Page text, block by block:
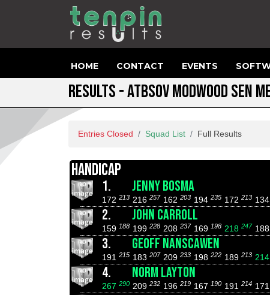
HOME CONTACT EVENTS
RESULTS - ATBSOV MODWOOD SEN
Entries Closed Squad List Full Results
HANDICAP
1.
JENNY BOSMA
172 213 216 257 162 203 194 235 172 213 134
2. JOHN CARROLL
159 188 199 228 208 237 169 198 218 247 188
3. GEOFF NANSCAWEN
191 215 183 207 209 233 198 222 189 213 214
4. NORM LAYTON
267 290 209 232 196 219 167 190 191 214 171